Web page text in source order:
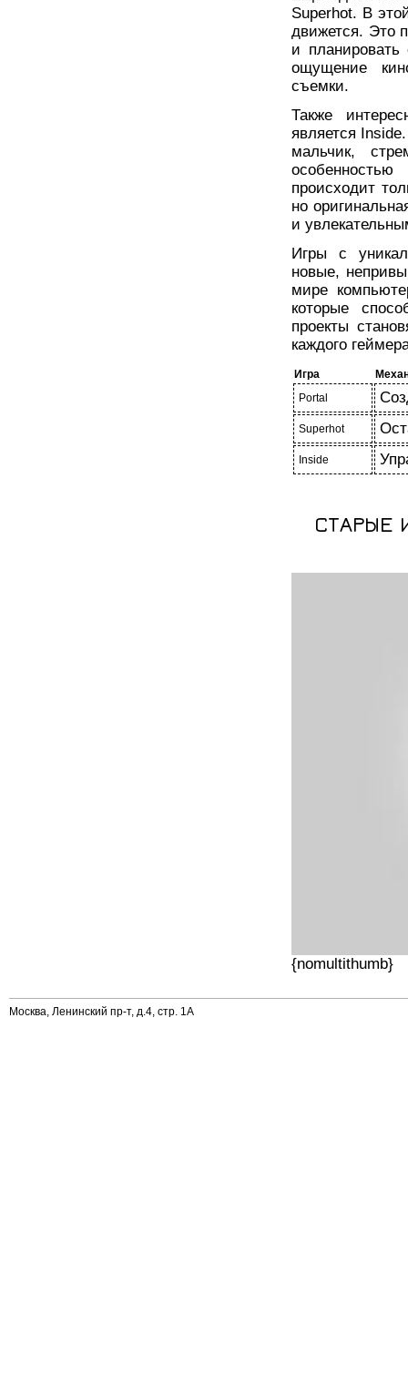
Superhot. В
движется. Это
и планировать
ощущение
съемки.
Также
является
мальчик,
происходит
но
и
Игры с
новые,
мире
которые
проекты
каждого
Игра
Portal
Superhot
Inside
СТАРЫЕ
{nomultithumb}
Москва, Ленинский пр-т, д.4, стр. 1А